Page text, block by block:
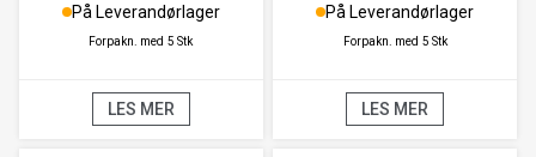
På Leverandørlager
Forpakn. med 5 Stk
LES MER
På Leverandørlager
Forpakn. med 5 Stk
LES MER